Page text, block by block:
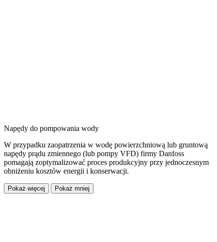
Napędy do pompowania wody
W przypadku zaopatrzenia w wodę powierzchniową lub gruntową
napędy prądu zmiennego (lub pompy VFD) firmy Danfoss
pomagają zoptymalizować proces produkcyjny przy jednoczesnym
obniżeniu kosztów energii i konserwacji.
Pokaż więcej Pokaż mniej